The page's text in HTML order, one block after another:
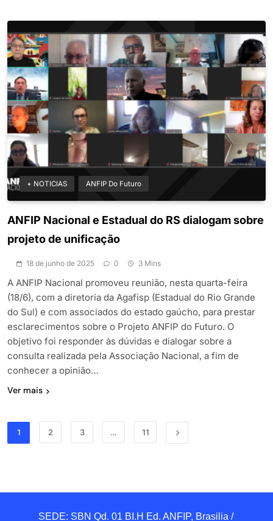
+ NOTICIAS ANFIP Do Futuro
ANFIP Nacional e Estadual do RS dialogam sobre
projeto de unificação
18 de junho de 2025 0 3 Mins
A ANFIP Nacional promoveu reunião, nesta quarta-feira
(18/6), com a diretoria da Agafisp (Estadual do Rio Grande
do Sul) e com associados do estado gaúcho, para prestar
esclarecimentos sobre o Projeto ANFIP do Futuro. O
objetivo foi responder às dúvidas e dialogar sobre a
consulta realizada pela Associação Nacional, a fim de
conhecer a opinião…
Ver mais
1 2 3 … 11
SEDE: SBN Qd. 01 BI.H Ed. ANFIP, Brasilia /